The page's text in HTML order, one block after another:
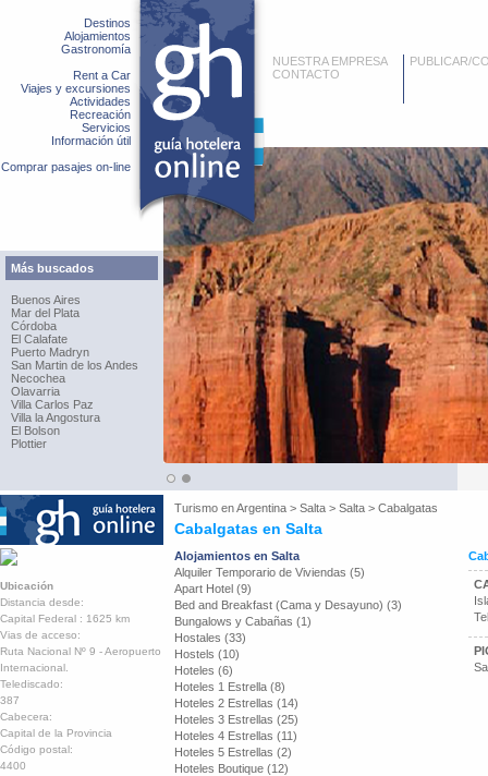
Destinos
Alojamientos
Gastronomía
Rent a Car
Viajes y excursiones
Actividades
Recreación
Servicios
Información útil
Comprar pasajes on-line
Más buscados
Buenos Aires
Mar del Plata
Córdoba
El Calafate
Puerto Madryn
San Martin de los Andes
Necochea
Olavarria
Villa Carlos Paz
Villa la Angostura
El Bolson
Plottier
NUESTRA EMPRESA
CONTACTO
PUBLICAR/
Turismo enArgentina > Salta > Salta > Cabalgatas
Cabalgatas en Salta
Ubicación
Distancia desde:
Capital Federal : 1625 km
Vias de acceso:
Ruta Nacional Nº 9 - Aeropuerto
Internacional.
Telediscado:
387
Cabecera:
Capital de la Provincia
Código postal:
4400
Alojamientos en Salta
Alquiler Temporario de Viviendas (5)
Apart Hotel (9)
Bed and Breakfast (Cama y Desayuno) (3)
Bungalows y Cabañas (1)
Hostales (33)
Hostels (10)
Hoteles (6)
Hoteles 1 Estrella (8)
Hoteles 2 Estrellas (14)
Hoteles 3 Estrellas (25)
Hoteles 4 Estrellas (11)
Hoteles 5 Estrellas (2)
Hoteles Boutique (12)